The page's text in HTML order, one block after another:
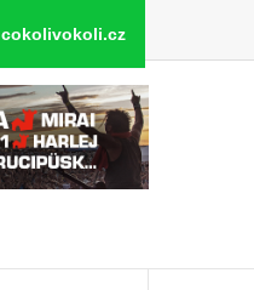
cokolivokoli.cz